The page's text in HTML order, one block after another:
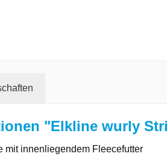
"Elkline wurly
mit innenliegendem Fleecefutter